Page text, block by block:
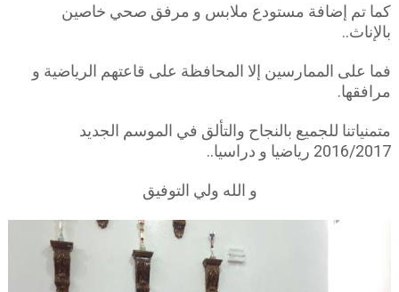
كما تم إضافة مستودع ملابس و مرفق صحي خاصين
بالإناث..
فما على الممارسين إلا المحافظة على قاعتهم الرياضية و
مرافقها.
متمنياتنا للجميع بالنجاح والتألق في الموسم الجديد
2016/2017 رياضيا و دراسيا..
و الله ولي التوفيق